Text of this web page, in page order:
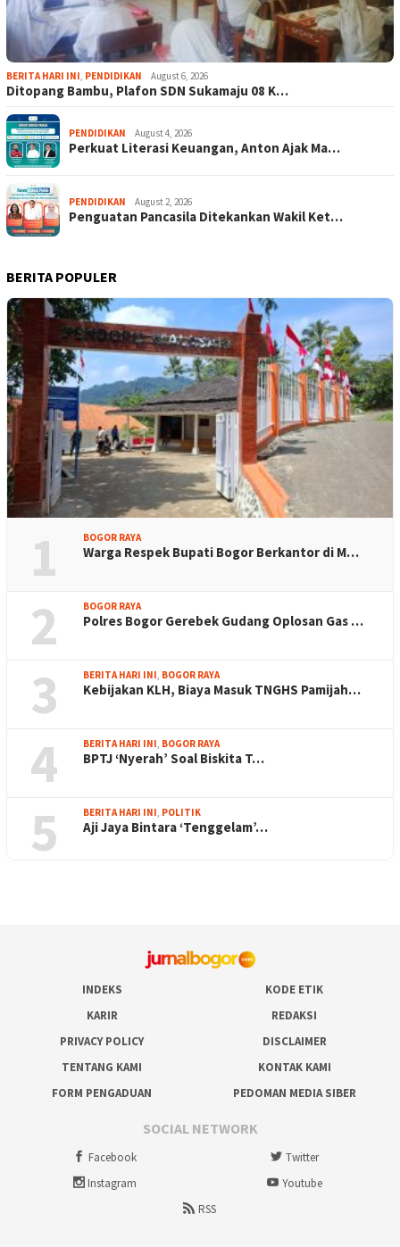
BERITA HARI INI, PENDIDIKAN August 6, 2026
Ditopang Bambu, Plafon SDN Sukamaju 08 K…
PENDIDIKAN August 4, 2026
Perkuat Literasi Keuangan, Anton Ajak Ma…
PENDIDIKAN August 2, 2026
Penguatan Pancasila Ditekankan Wakil Ket…
BERITA POPULER
1 BOGOR RAYA
Warga Respek Bupati Bogor Berkantor di M…
2 BOGOR RAYA
Polres Bogor Gerebek Gudang Oplosan Gas …
3 BERITA HARI INI, BOGOR RAYA
Kebijakan KLH, Biaya Masuk TNGHS Pamijah…
4 BERITA HARI INI, BOGOR RAYA
BPTJ ‘Nyerah’ Soal Biskita T…
5 BERITA HARI INI, POLITIK
Aji Jaya Bintara ‘Tenggelam’…
INDEKS
KODE ETIK
KARIR
REDAKSI
PRIVACY POLICY
DISCLAIMER
TENTANG KAMI
KONTAK KAMI
FORM PENGADUAN
PEDOMAN MEDIA SIBER
SOCIAL NETWORK
Facebook
Twitter
Instagram
Youtube
RSS